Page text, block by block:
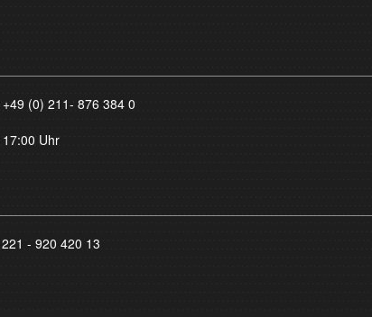
+49 (0) 211- 876 384 0
Uhr
- 920 420 13